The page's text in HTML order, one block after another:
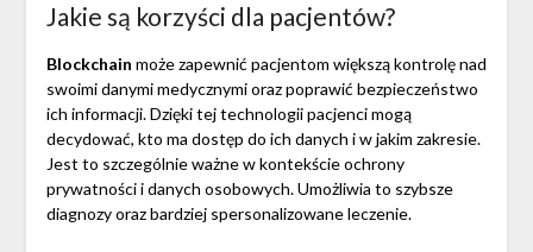
Jakie są korzyści dla pacjentów?
Blockchain może zapewnić pacjentom większą kontrolę nad
swoimi danymi medycznymi oraz poprawić bezpieczeństwo
ich informacji. Dzięki tej technologii pacjenci mogą
decydować, kto ma dostęp do ich danych i w jakim zakresie.
Jest to szczególnie ważne w kontekście ochrony
prywatności i danych osobowych. Umożliwia to szybsze
diagnozy oraz bardziej spersonalizowane leczenie.